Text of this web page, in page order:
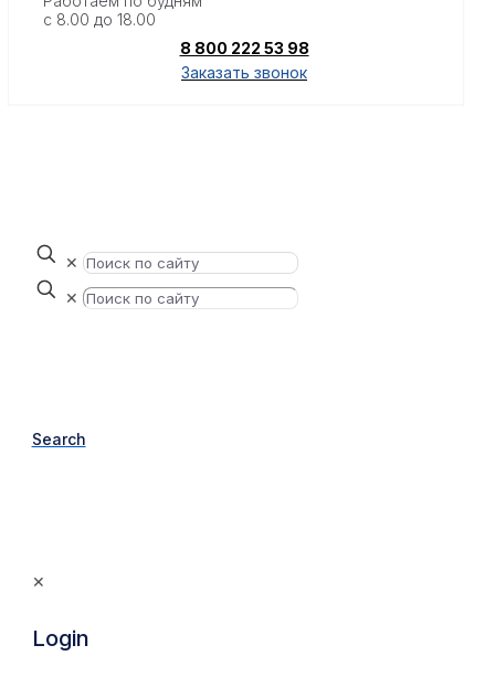
с 8.00 до 18.00
8 800 222 53 98
Заказать звонок
✕
✕
Search
✕
Login